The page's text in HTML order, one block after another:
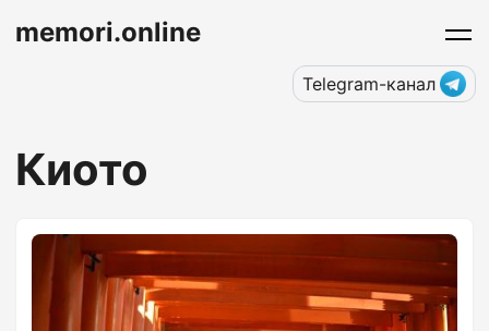
memori.online
Telegram-канал
Киото